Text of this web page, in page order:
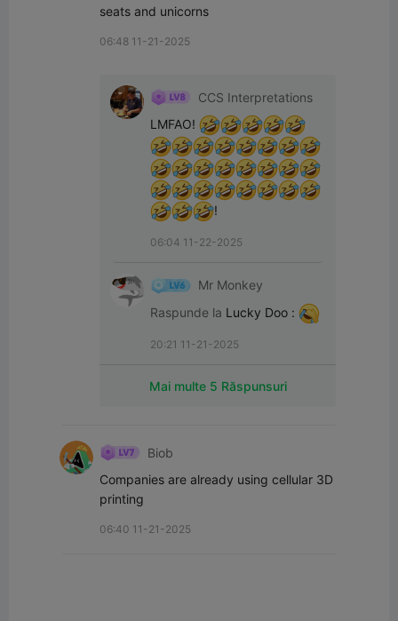
seats and unicorns
06:48 11-21-2025
CCS Interpretations
LMFAO!
!
06:04 11-22-2025
Mr Monkey
Raspunde la Lucky Doo :
20:21 11-21-2025
Mai multe 5 Răspunsuri
Biob
Companies are already using cellular 3D
printing
06:40 11-21-2025